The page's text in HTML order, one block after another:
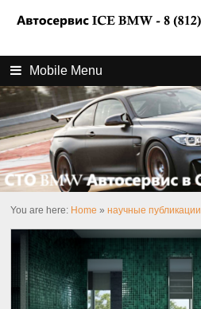
Mobile Menu
You are here: Home »научные публикации